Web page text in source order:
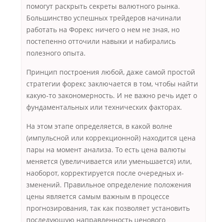
помогут раскрыть секреты валютного рынка.
Большинство успешных трейдеров начинали
работать на Форекс ничего о нем не зная, но
постепенно отточили навыки и набирались
полезного опыта.
Принцип построения любой, даже самой простой
стратегии форекс заключается в том, чтобы найти
какую-то закономерность. И не важно речь идет о
фундаментальных или технических факторах.
На этом этапе определяется, в какой волне
(импульсной или коррекционной) находится цена
пары на момент анализа. То есть цена валюты
меняется (увеличивается или уменьшается) или,
наоборот, корректируется после очередных и­
зменений. Правильное определение положения
цены является самым важным в процессе
прогнозирования, так как позволяет установить
последующую направленность ценового